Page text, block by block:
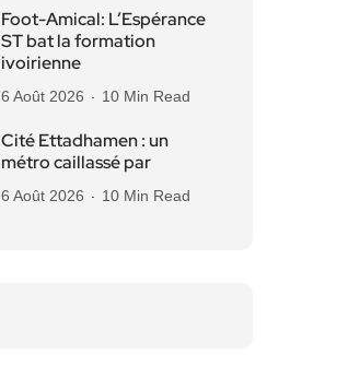
Foot-Amical: L’Espérance
ST bat la formation
ivoirienne
6 Août 2026 10 Min Read
Cité Ettadhamen : un
métro caillassé par
6 Août 2026 10 Min Read